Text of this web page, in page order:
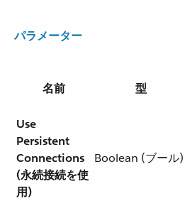
パラメーター
名前 型
Use
Persistent
Connections
(永続接続を使
用)
Boolean (ブール)